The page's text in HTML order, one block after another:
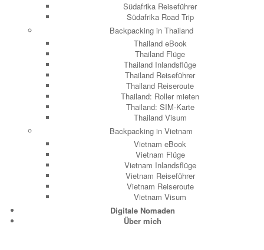
Südafrika Reiseführer
Südafrika Road Trip
Backpacking in Thailand
Thailand eBook
Thailand Flüge
Thailand Inlandsflüge
Thailand Reiseführer
Thailand Reiseroute
Thailand: Roller mieten
Thailand: SIM-Karte
Thailand Visum
Backpacking in Vietnam
Vietnam eBook
Vietnam Flüge
Vietnam Inlandsflüge
Vietnam Reiseführer
Vietnam Reiseroute
Vietnam Visum
Digitale Nomaden
Über mich